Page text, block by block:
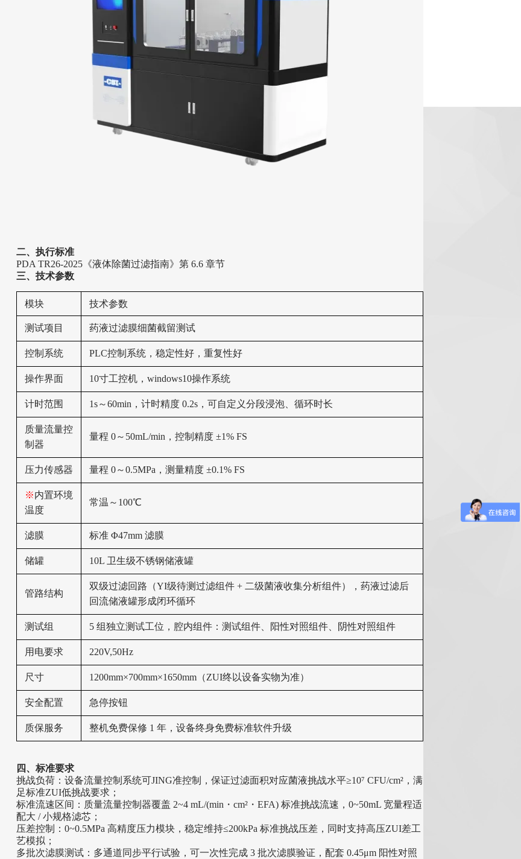
二、执行标准
PDA TR26-2025《液体除菌过滤指南》第 6.6 章节
三、 技术参数
‌模块‌ ‌技术参数‌
测试项目 药液过滤膜细菌截留测试
控制系统 PLC控制系统，稳定性好，重复性好
操作界面 10寸工控机，windows10操作系统
计时范围 1s～60min，计时精度 0.2s，可自定义分段浸泡、循环时长
质量流量控
制器
量程 0～50mL/min，控制精度 ±1% FS
压力传感器 量程 0～0.5MPa，测量精度 ±0.1% FS
※内置环境
温度
常温～ 100℃
滤膜 标准 Φ47mm 滤膜
储罐 10L 卫生级不锈钢储液罐
管路结构
双级过滤回路（YI级待测过滤组件 + 二级菌液收集分析组件），药液过滤后
回流储液罐形成闭环循环
测试组 5 组独立测试工位，腔内组件：测试组件、阳性对照组件、阴性对照组件
用电要求 220V,50Hz
尺寸 1200mm×700mm×1650mm（ZUI终以设备实物为准）
安全配置 急停按钮
质保服务 整机免费保修 1 年，设备终身免费标准软件升级
四、标准要求
挑战负荷： 设备流量控制系统可JING准控制，保证过滤面积对应菌液挑战水平≥10⁷ CFU/cm²，满
足标准ZUI低挑战要求；
标准流速区间： 质量流量控制器覆盖 2~4 mL/(min・cm²・EFA) 标准挑战流速，0~50mL 宽量程适
配大 / 小规格滤芯；
压差控制： 0~0.5MPa 高精度压力模块，稳定维持≤200kPa 标准挑战压差，同时支持高压ZUI差工
艺模拟；
多批次滤膜测试： 多通道同步平行试验，可一次性完成 3 批次滤膜验证，配套 0.45μm 阳性对照